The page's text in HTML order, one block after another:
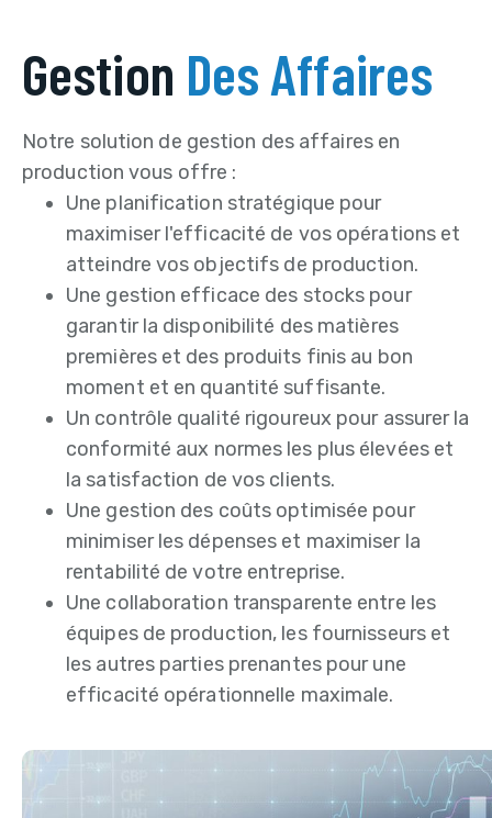
Gestion Des Affaires
Notre solution de gestion des affaires en
production vous offre :
Une planification stratégique pour
maximiser l'efficacité de vos opérations et
atteindre vos objectifs de production.
Une gestion efficace des stocks pour
garantir la disponibilité des matières
premières et des produits finis au bon
moment et en quantité suffisante.
Un contrôle qualité rigoureux pour assurer la
conformité aux normes les plus élevées et
la satisfaction de vos clients.
Une gestion des coûts optimisée pour
minimiser les dépenses et maximiser la
rentabilité de votre entreprise.
Une collaboration transparente entre les
équipes de production, les fournisseurs et
les autres parties prenantes pour une
efficacité opérationnelle maximale.